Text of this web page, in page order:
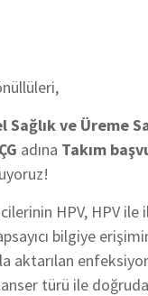
Sağlık ve Üreme
ÇG adına Takım
HPV, HPV
bilgiye
aktarılan
türü ile